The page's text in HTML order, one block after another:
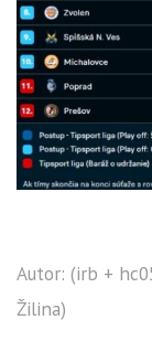
Autor: (irb +
Žilina)